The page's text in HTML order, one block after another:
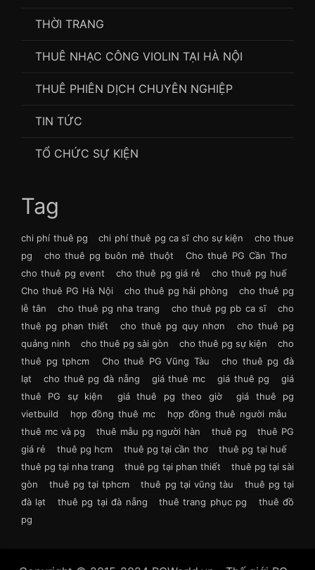
THỜI TRANG
THUÊ NHẠC CÔNG VIOLIN TẠI HÀ NỘI
THUÊ PHIÊN DỊCH CHUYÊN NGHIỆP
TIN TỨC
TỔ CHỨC SỰ KIỆN
Tag
chi phí thuê pg chi phí thuê pg ca sĩ cho sự kiện
cho thue
pg
cho thuê pg buôn mê thuột
Cho thuê PG Cần Thơ
cho thuê pg event
cho thuê pg giá rẻ
cho thuê pg huế
Cho thuê PG Hà Nội
cho thuê pg hải phòng
cho thuê pg
lễ tân
cho thuê pg nha trang cho thuê pg pb ca sĩ
cho
thuê pg phan thiết
cho thuê pg quy nhơn
cho thuê pg
quảng ninh
cho thuê pg sài gòn cho thuê pg sự kiện
cho
thuê pg tphcm
Cho thuê PG Vũng Tàu
cho thuê pg đà
lạt
cho thuê pg đà nẵng giá thuê mc giá thuê pg
giá
thuê PG sự kiện
giá thuê pg theo giờ
giá thuê pg
vietbuild
hợp đồng thuê mc
hợp đồng thuê người mẫu
thuê mc và pg
thuê mẫu pg người hàn thuê pg
thuê PG
giá rẻ
thuê pg hcm thuê pg tại cần thơ
thuê pg tại huế
thuê pg tại nha trang
thuê pg tại phan thiết
thuê pg tại sài
gòn
thuê pg tại tphcm thuê pg tại vũng tàu
thuê pg tại
đà lạt
thuê pg tại đà nẵng thuê trang phục pg
thuê đồ
pg